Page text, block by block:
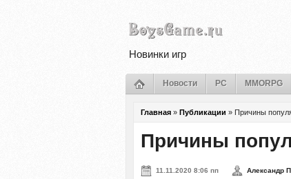
Новинки игр
Новости PC MMORPG
Главная » Публикации » Причины
Причины
11.11.2020 8:06 пп Александр